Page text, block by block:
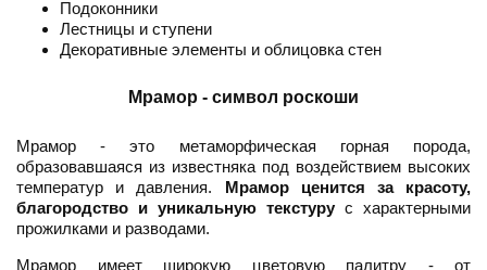
Подоконники
Лестницы и ступени
Декоративные элементы и облицовка стен
Мрамор - символ роскоши
Мрамор - это метаморфическая горная порода,
образовавшаяся из известняка под воздействием высоких
температур и давления. Мрамор ценится за красоту,
благородство и уникальную текстуру с характерными
прожилками и разводами.
Мрамор имеет широкую цветовую палитру - от